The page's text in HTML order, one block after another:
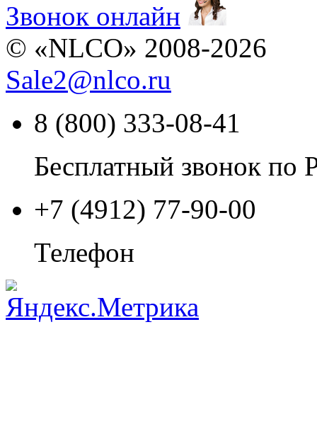
Звонок онлайн
© «NLCO» 2008-2026
Sale2@nlco.ru
8 (800) 333-08-41
Бесплатный звонок по
+7 (4912) 77-90-00
Телефон